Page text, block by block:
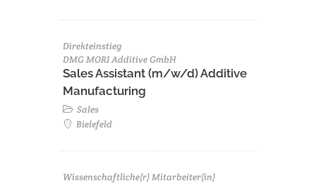
Direkteinstieg
DMG MORI Additive GmbH
Sales Assistant (m/w/d) Additive
Manufacturing
Sales
Bielefeld
Wissenschaftliche(r) Mitarbeiter(in)